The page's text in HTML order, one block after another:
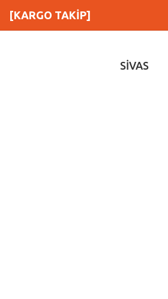
[KARGO TAKİP]
SİVAS